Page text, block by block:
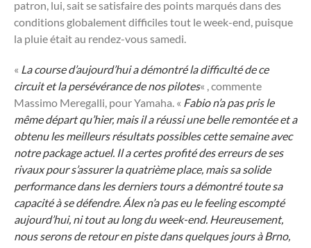
patron, lui, sait se satisfaire des points marqués dans des
conditions globalement difficiles tout le week-end, puisque
la pluie était au rendez-vous samedi.
« La course d’aujourd’hui a démontré la difficulté de ce
circuit et la persévérance de nos pilotes« , commente
Massimo Meregalli, pour Yamaha. « Fabio n’a pas pris le
même départ qu’hier, mais il a réussi une belle remontée et a
obtenu les meilleurs résultats possibles cette semaine avec
notre package actuel. Il a certes profité des erreurs de ses
rivaux pour s’assurer la quatrième place, mais sa solide
performance dans les derniers tours a démontré toute sa
capacité à se défendre. Álex n’a pas eu le feeling escompté
aujourd’hui, ni tout au long du week-end. Heureusement,
nous serons de retour en piste dans quelques jours à Brno,